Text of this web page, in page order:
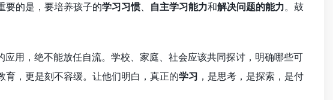
要的是，要培养孩子的学习习惯、 自主学习能力和解决问题的能力。鼓
应用，绝不能放任自流。学校、家庭、社会应该共同探讨，明确哪些可
育，更是刻不容缓。让他们明白，真正的学习 ，是思考，是探索，是付